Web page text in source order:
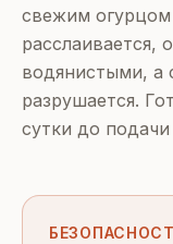
свежим огурцом
расслаивается,
водянистыми, а
разрушается.
сутки до